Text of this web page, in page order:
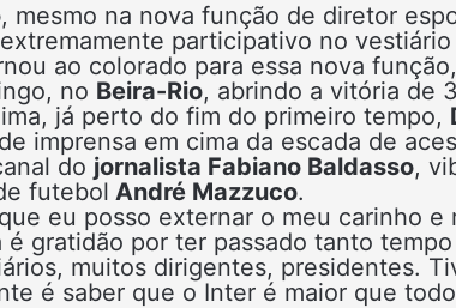
, mesmo na nova função de diretor
participativo no
ao colorado para essa nova
no Beira-Rio, abrindo a vitória de
já perto do fim do primeiro tempo,
imprensa em cima da escada de
do jornalista Fabiano Baldasso,
futebol André Mazzuco.
eu posso externar o meu carinho e
gratidão por ter passado tanto
muitos dirigentes, presidentes.
é saber que o Inter é maior que